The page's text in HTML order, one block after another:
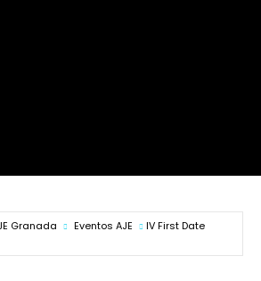
Granada Eventos AJE
IV First Date